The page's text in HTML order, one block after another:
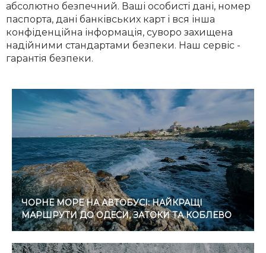
абсолютно безпечний. Ваші особисті дані, номер
паспорта, дані банківських карт і вся інша
конфіденційна інформація, суворо захищена
надійними стандартами безпеки. Наш сервіс -
гарантія безпеки.
ЧОРНЕ МОРЕ НА АВТОБУСІ: НАЙКРАЩІ
МАРШРУТИ ДО ОДЕСИ, ЗАТОКИ ТА КОБЛЕВО